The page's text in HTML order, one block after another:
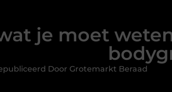
je moet
Door Grotemarkt Beraad